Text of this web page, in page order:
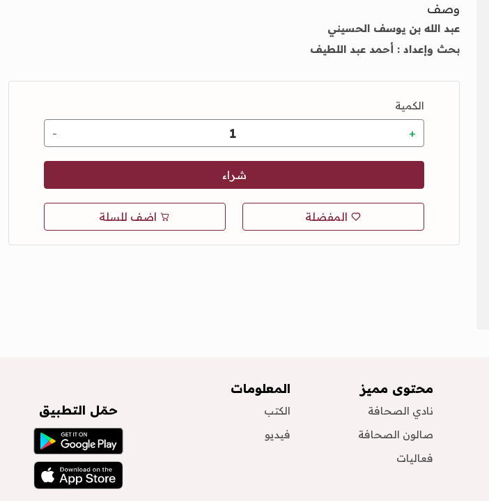
وصف
عبد الله بن يوسف الحسيني
بحث وإعداد : أحمد عبد اللطيف
الكمية
شراء
المفضلة اضف للسلة
محتوى مميز
نادي الصحافة
صالون الصحافة
فعاليات
المعلومات
الكتب
فيديو
حمّل التطبيق